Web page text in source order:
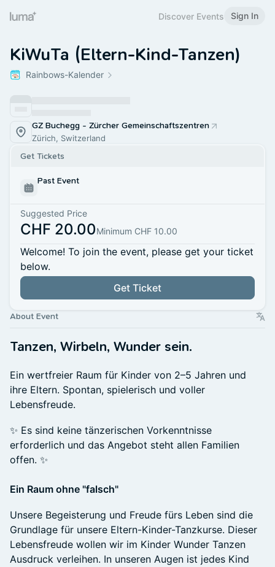
Discover Events Sign In
KiWuTa (Eltern-Kind-Tanzen)
Rainbows-Kalender
GZ Buchegg - Zürcher Gemeinschaftszentren
Zürich, Switzerland
Get Tickets
Past Event
Suggested Price
CHF 20.00Minimum CHF 10.00
Welcome! To join the event, please get your ticket
below.
Get Ticket
About Event
Tanzen, Wirbeln, Wunder sein.
Ein wertfreier Raum für Kinder von 2–5 Jahren und
ihre Eltern. Spontan, spielerisch und voller
Lebensfreude.
✨ Es sind keine tänzerischen Vorkenntnisse
erforderlich und das Angebot steht allen Familien
offen. ✨
Ein Raum ohne "falsch"
Unsere Begeisterung und Freude fürs Leben sind die
Grundlage für unsere Eltern-Kinder-Tanzkurse. Dieser
Lebensfreude wollen wir im Kinder Wunder Tanzen
Ausdruck verleihen. In unseren Augen ist jedes Kind